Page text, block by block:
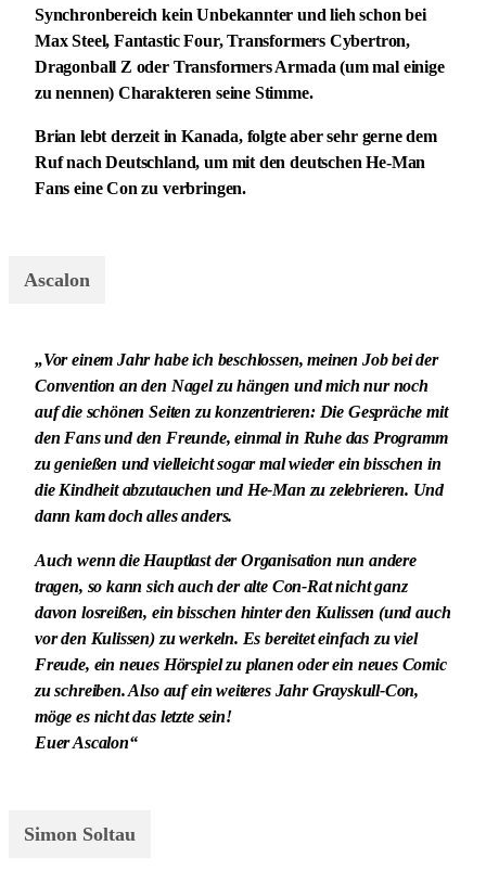
Synchronbereich kein Unbekannter und lieh schon bei
Max Steel, Fantastic Four, Transformers Cybertron,
Dragonball Z oder Transformers Armada (um mal einige
zu nennen) Charakteren seine Stimme.
Brian lebt derzeit in Kanada, folgte aber sehr gerne dem
Ruf nach Deutschland, um mit den deutschen He-Man
Fans eine Con zu verbringen.
Ascalon
„Vor einem Jahr habe ich beschlossen, meinen Job bei der
Convention an den Nagel zu hängen und mich nur noch
auf die schönen Seiten zu konzentrieren: Die Gespräche mit
den Fans und den Freunde, einmal in Ruhe das Programm
zu genießen und vielleicht sogar mal wieder ein bisschen in
die Kindheit abzutauchen und He-Man zu zelebrieren. Und
dann kam doch alles anders.
Auch wenn die Hauptlast der Organisation nun andere
tragen, so kann sich auch der alte Con-Rat nicht ganz
davon losreißen, ein bisschen hinter den Kulissen (und auch
vor den Kulissen) zu werkeln. Es bereitet einfach zu viel
Freude, ein neues Hörspiel zu planen oder ein neues Comic
zu schreiben. Also auf ein weiteres Jahr Grayskull-Con,
möge es nicht das letzte sein!
Euer Ascalon“
Simon Soltau